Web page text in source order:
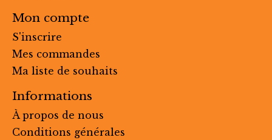
Mon compte
S'inscrire
Mes commandes
Ma liste de souhaits
Informations
À propos de nous
Conditions générales